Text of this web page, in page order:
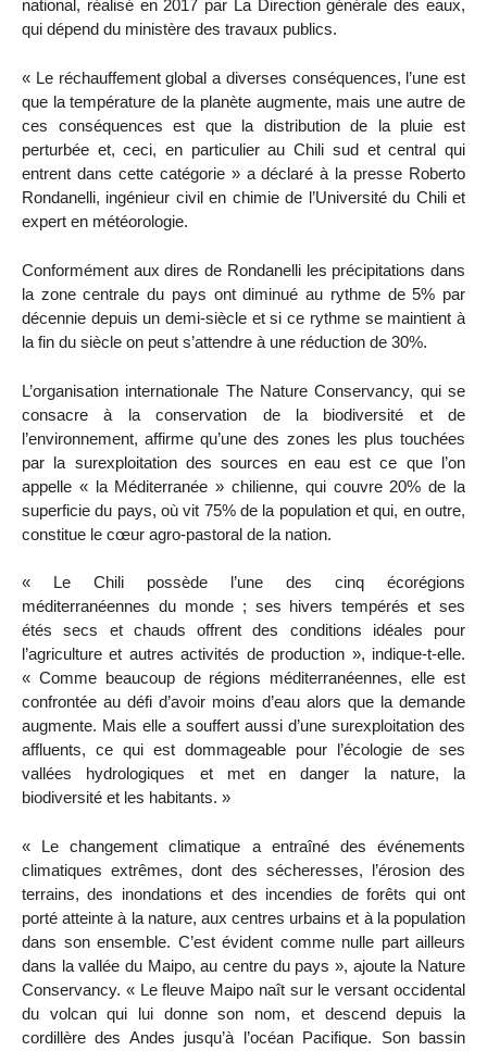
national, réalisé en 2017 par La Direction générale des eaux,
qui dépend du ministère des travaux publics.
« Le réchauffement global a diverses conséquences, l’une est
que la température de la planète augmente, mais une autre de
ces conséquences est que la distribution de la pluie est
perturbée et, ceci, en particulier au Chili sud et central qui
entrent dans cette catégorie » a déclaré à la presse Roberto
Rondanelli, ingénieur civil en chimie de l’Université du Chili et
expert en météorologie.
Conformément aux dires de Rondanelli les précipitations dans
la zone centrale du pays ont diminué au rythme de 5% par
décennie depuis un demi-siècle et si ce rythme se maintient à
la fin du siècle on peut s’attendre à une réduction de 30%.
L’organisation internationale The Nature Conservancy, qui se
consacre à la conservation de la biodiversité et de
l’environnement, affirme qu’une des zones les plus touchées
par la surexploitation des sources en eau est ce que l’on
appelle « la Méditerranée » chilienne, qui couvre 20% de la
superficie du pays, où vit 75% de la population et qui, en outre,
constitue le cœur agro-pastoral de la nation.
« Le Chili possède l’une des cinq écorégions
méditerranéennes du monde ; ses hivers tempérés et ses
étés secs et chauds offrent des conditions idéales pour
l’agriculture et autres activités de production », indique-t-elle.
« Comme beaucoup de régions méditerranéennes, elle est
confrontée au défi d’avoir moins d’eau alors que la demande
augmente. Mais elle a souffert aussi d’une surexploitation des
affluents, ce qui est dommageable pour l’écologie de ses
vallées hydrologiques et met en danger la nature, la
biodiversité et les habitants. »
« Le changement climatique a entraîné des événements
climatiques extrêmes, dont des sécheresses, l’érosion des
terrains, des inondations et des incendies de forêts qui ont
porté atteinte à la nature, aux centres urbains et à la population
dans son ensemble. C’est évident comme nulle part ailleurs
dans la vallée du Maipo, au centre du pays », ajoute la Nature
Conservancy. « Le fleuve Maipo naît sur le versant occidental
du volcan qui lui donne son nom, et descend depuis la
cordillère des Andes jusqu’à l’océan Pacifique. Son bassin